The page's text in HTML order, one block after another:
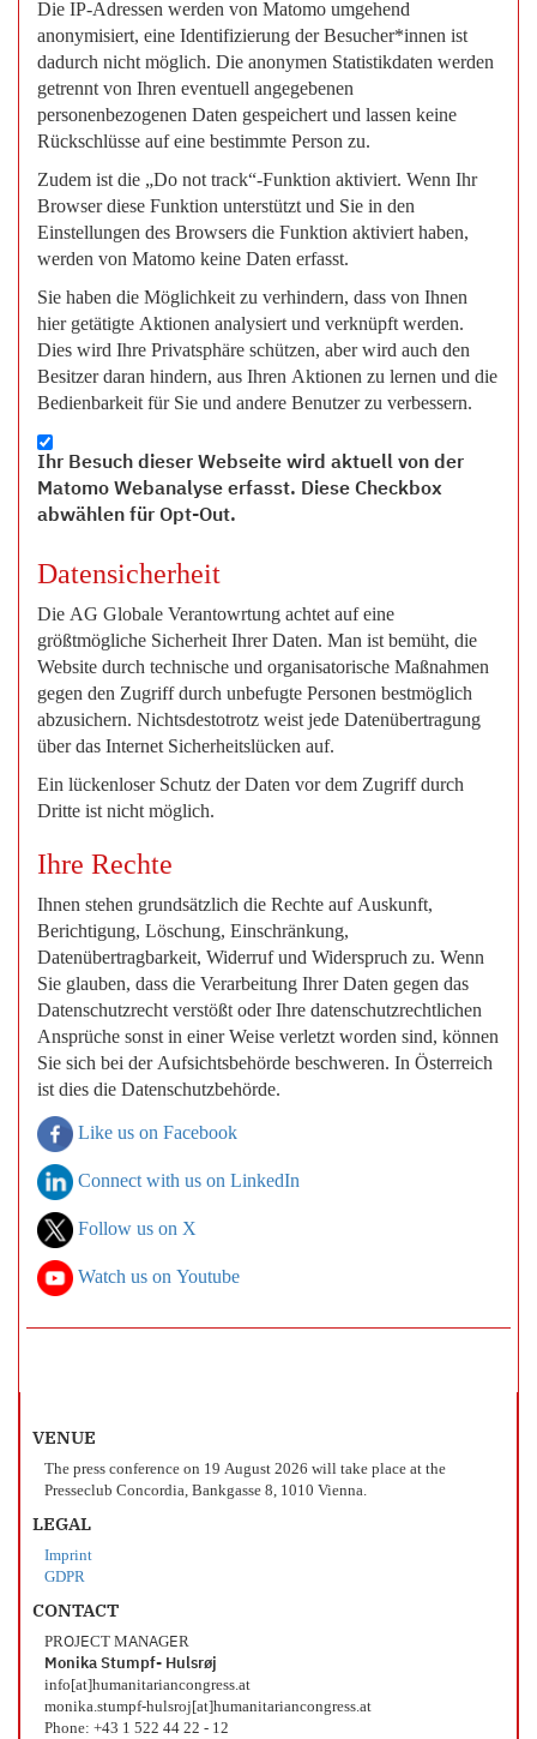
Die IP-Adressen werden von Matomo umgehend
anonymisiert, eine Identifizierung der Besucher*innen ist
dadurch nicht möglich. Die anonymen Statistikdaten werden
getrennt von Ihren eventuell angegebenen
personenbezogenen Daten gespeichert und lassen keine
Rückschlüsse auf eine bestimmte Person zu.
Zudem ist die „Do not track“-Funktion aktiviert. Wenn Ihr
Browser diese Funktion unterstützt und Sie in den
Einstellungen des Browsers die Funktion aktiviert haben,
werden von Matomo keine Daten erfasst.
Sie haben die Möglichkeit zu verhindern, dass von Ihnen
hier getätigte Aktionen analysiert und verknüpft werden.
Dies wird Ihre Privatsphäre schützen, aber wird auch den
Besitzer daran hindern, aus Ihren Aktionen zu lernen und die
Bedienbarkeit für Sie und andere Benutzer zu verbessern.
Ihr Besuch dieser Webseite wird aktuell von der
Matomo Webanalyse erfasst. Diese Checkbox
abwählen für Opt-Out.
Datensicherheit
Die AG Globale Verantowrtung achtet auf eine
größtmögliche Sicherheit Ihrer Daten. Man ist bemüht, die
Website durch technische und organisatorische Maßnahmen
gegen den Zugriff durch unbefugte Personen bestmöglich
abzusichern. Nichtsdestotrotz weist jede Datenübertragung
über das Internet Sicherheitslücken auf.
Ein lückenloser Schutz der Daten vor dem Zugriff durch
Dritte ist nicht möglich.
Ihre Rechte
Ihnen stehen grundsätzlich die Rechte auf Auskunft,
Berichtigung, Löschung, Einschränkung,
Datenübertragbarkeit, Widerruf und Widerspruch zu. Wenn
Sie glauben, dass die Verarbeitung Ihrer Daten gegen das
Datenschutzrecht verstößt oder Ihre datenschutzrechtlichen
Ansprüche sonst in einer Weise verletzt worden sind, können
Sie sich bei der Aufsichtsbehörde beschweren. In Österreich
ist dies die Datenschutzbehörde.
Like us on Facebook
Connect with us on LinkedIn
Follow us on X
Watch us on Youtube
VENUE
The press conference on 19 August 2026 will take place at the
Presseclub Concordia, Bankgasse 8, 1010 Vienna.
LEGAL
Imprint
GDPR
CONTACT
PROJECT MANAGER
Monika Stumpf- Hulsrøj
info[at]humanitariancongress.at
monika.stumpf-hulsroj[at]humanitariancongress.at
Phone: +43 1 522 44 22 - 12